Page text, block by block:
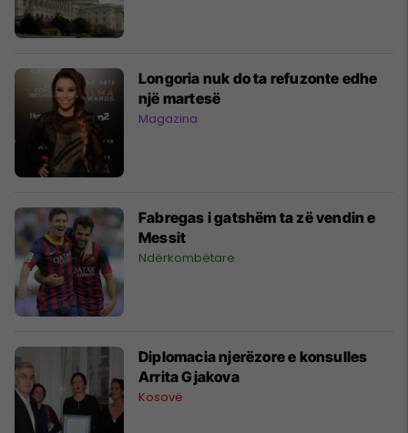
Longoria nuk do ta refuzonte edhe
një martesë
Magazina
Fabregas i gatshëm ta zë vendin e
Messit
Ndërkombëtare
Diplomacia njerëzore e konsulles
Arrita Gjakova
Kosovë